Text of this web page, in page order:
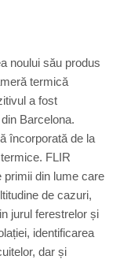
noului său produs
termică
a fost
Barcelona.
încorporată de la
FLIR
primii din lume care
de cazuri,
jurul ferestrelor și
identificarea
dar și